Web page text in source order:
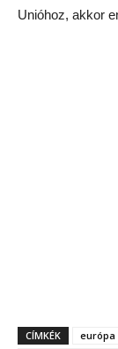
Unióhoz, akkor
CÍMKÉK európa